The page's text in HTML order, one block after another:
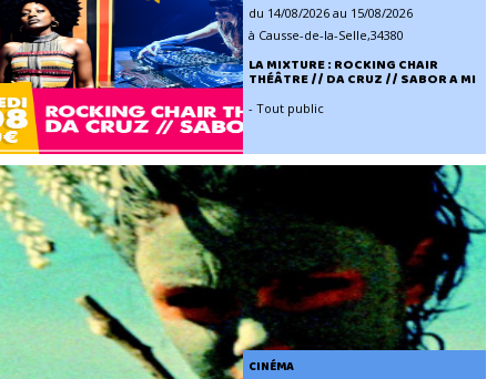
du 14/08/2026 au 15/08/2026
à Causse-de-la-Selle,34380
LA MIXTURE : ROCKING CHAIR
THÉÂTRE // DA CRUZ // SABOR A MI
- Tout public
CINÉMA